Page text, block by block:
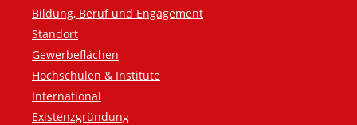
Bildung, Beruf und Engagement
Standort
Gewerbeflächen
Hochschulen & Institute
International
Existenzgründung